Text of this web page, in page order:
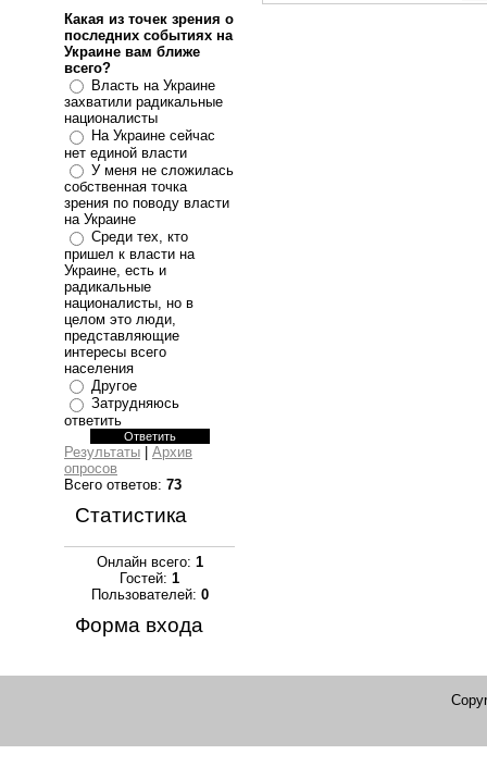
Какая из точек зрения о
последних событиях на
Украине вам ближе
всего?
Власть на Украине
захватили радикальные
националисты
На Украине сейчас
нет единой власти
У меня не сложилась
собственная точка
зрения по поводу власти
на Украине
Среди тех, кто
пришел к власти на
Украине, есть и
радикальные
националисты, но в
целом это люди,
представляющие
интересы всего
населения
Другое
Затрудняюсь
ответить
Результаты
Архив
опросов
Всего ответов: 73
Статистика
Онлайн всего: 1
Гостей: 1
Пользователей: 0
Форма входа